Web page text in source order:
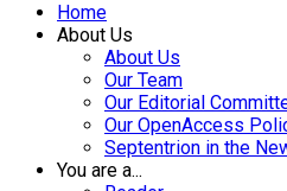
Home
About Us
About Us
Our Team
Our Editorial
Our OpenAccess
Septentrion in the
You are a...